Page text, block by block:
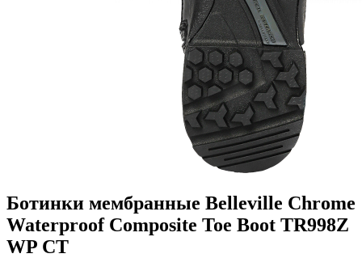
Ботинки мембранные Belleville Chrome
Waterproof Composite Toe Boot TR998Z
WP CT